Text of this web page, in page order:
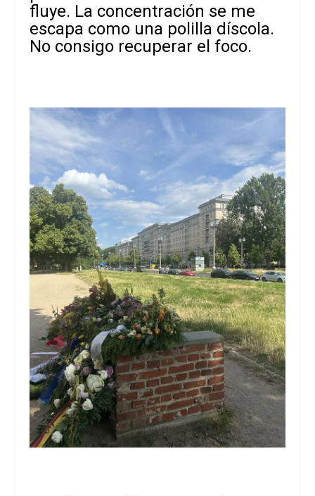
fluye. La concentración se me
escapa como una polilla díscola.
No consigo recuperar el foco.